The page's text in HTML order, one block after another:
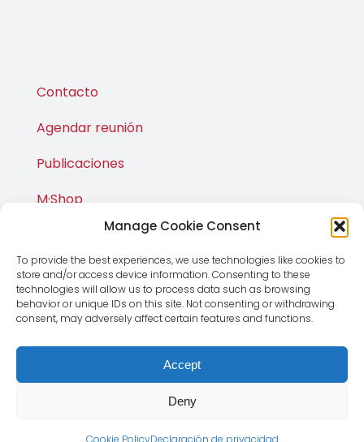
Manage Cookie Consent
To provide the best experiences, we use technologies like cookies to
store and/or access device information. Consenting to these
technologies will allow us to process data such as browsing
behavior or unique IDs on this site. Not consenting or withdrawing
consent, may adversely affect certain features and functions.
Accept
Deny
Cookie PolicyDeclaración de privacidad
Contacto
Agendar reunión
Publicaciones
M·Shop
© Copyright 2012 - 2026 | Magnus Global CMD SL | Todos
los derechos reservados |
Privacidad